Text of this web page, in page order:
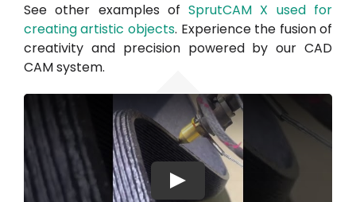
See other examples ofSprutCAM X used for
creating artistic objects. Experience the fusion of
creativity and precision powered by our CAD
CAM system.
Play